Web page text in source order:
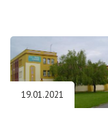
19.01.2021